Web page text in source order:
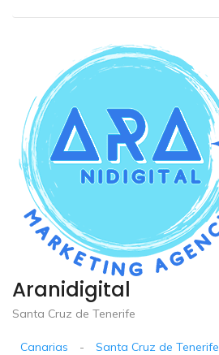
Aranidigital
Santa Cruz de Tenerife
Canarias - Santa Cruz de Tenerife